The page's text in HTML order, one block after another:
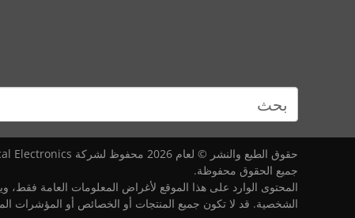
حقوق الطبع والنشر © لعام 2026 محفوظ لشركة MED-EL Medical Electronics
جميع الحقوق محفوظة.
المحتوى الوارد على هذا الموقع لأغراض المعلومات العامة
الشخصية. قد لا تكون جميع المنتجات أو الخصائص أو المؤشرات